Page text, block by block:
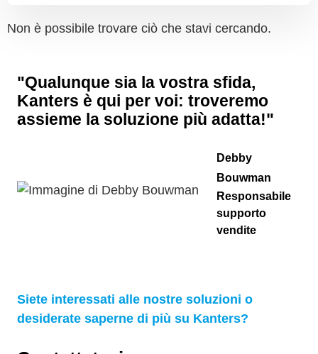
Non è possibile trovare ciò che stavi cercando.
"Qualunque sia la vostra sfida,
Kanters è qui per voi: troveremo
assieme la soluzione più adatta!"
Debby
Bouwman
Responsabile
supporto
vendite
Siete interessati alle nostre soluzioni o
desiderate saperne di più su Kanters?